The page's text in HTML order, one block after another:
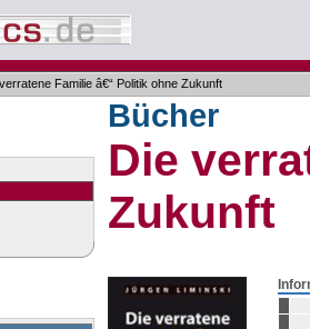
Familie â€“ Politik ohne Zukunft
Bücher
Die
Zukunft